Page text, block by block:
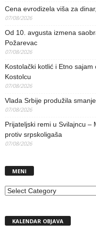
Cena evrodizela viša za
07/08/2026
Od 10. avgusta izmena
Požarevac
07/08/2026
Kostolački kotlić i Etno
Kostolcu
07/08/2026
Vlada Srbije produžila
07/08/2026
Prijateljski remi u Svilajncu –
protiv srpskoligaša
07/08/2026
MENI
MENI
KALENDAR OBJAVA